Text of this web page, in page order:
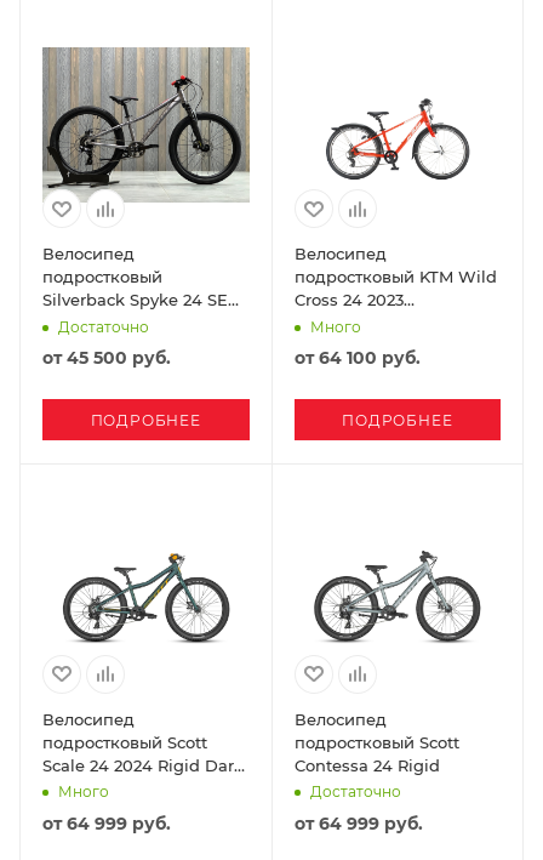
Велосипед
подростковый
Silverback Spyke 24 SE
2026 Gloss Moondust
Metallic Grey-Gloss Red
Достаточно
от45 500 руб.
ПОДРОБНЕЕ
Велосипед
подростковый KTM Wild
Cross 24 2023
Оранжевый
Много
от64 100 руб.
ПОДРОБНЕЕ
Велосипед
подростковый Scott
Scale 24 2024 Rigid Dark
BlueМного
от64 999 руб.
Велосипед
подростковый Scott
Contessa 24 Rigid
Достаточно
от64 999 руб.